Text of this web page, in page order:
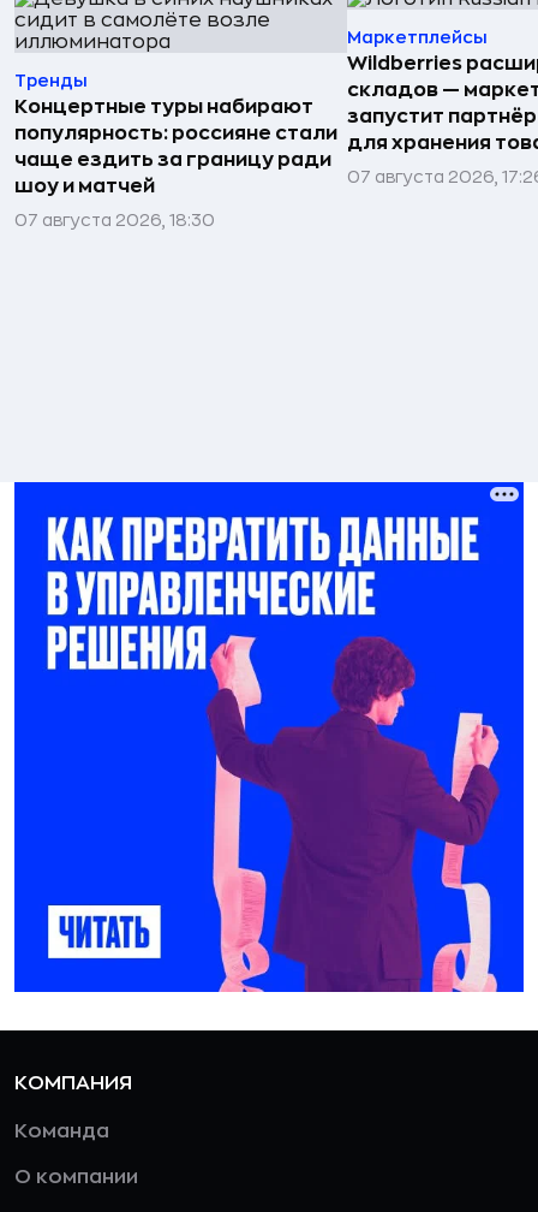
Тренды
Концертные туры набирают
популярность: россияне стали
чаще ездить за границу ради
шоу и матчей
07 августа 2026, 18:30
Маркетплейсы
Wildberries
складов —
запустит
для хранения
07 августа 2026,
КОМПАНИЯ
Команда
О компании